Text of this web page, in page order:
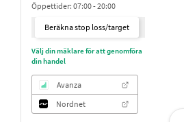
Öppettider: 07:00 - 20:00
Beräkna stop loss/target
Välj din mäklare för att genomföra
din handel
Avanza
Nordnet